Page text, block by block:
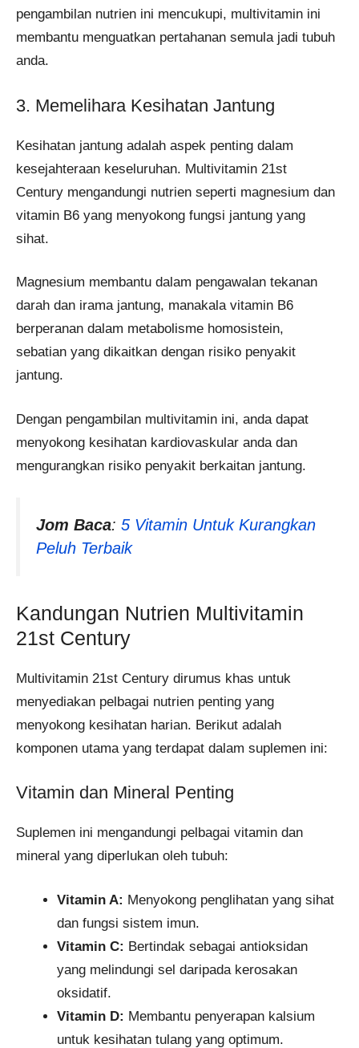
pengambilan nutrien ini mencukupi, multivitamin ini
membantu menguatkan pertahanan semula jadi tubuh
anda.
3. Memelihara Kesihatan Jantung
Kesihatan jantung adalah aspek penting dalam
kesejahteraan keseluruhan. Multivitamin 21st
Century mengandungi nutrien seperti magnesium dan
vitamin B6 yang menyokong fungsi jantung yang
sihat.
Magnesium membantu dalam pengawalan tekanan
darah dan irama jantung, manakala vitamin B6
berperanan dalam metabolisme homosistein,
sebatian yang dikaitkan dengan risiko penyakit
jantung.
Dengan pengambilan multivitamin ini, anda dapat
menyokong kesihatan kardiovaskular anda dan
mengurangkan risiko penyakit berkaitan jantung.
Jom Baca: 5 Vitamin Untuk Kurangkan
Peluh Terbaik
Kandungan Nutrien Multivitamin
21st Century
Multivitamin 21st Century dirumus khas untuk
menyediakan pelbagai nutrien penting yang
menyokong kesihatan harian. Berikut adalah
komponen utama yang terdapat dalam suplemen ini:
Vitamin dan Mineral Penting
Suplemen ini mengandungi pelbagai vitamin dan
mineral yang diperlukan oleh tubuh:
Vitamin A: Menyokong penglihatan yang sihat
dan fungsi sistem imun.
Vitamin C: Bertindak sebagai antioksidan
yang melindungi sel daripada kerosakan
oksidatif.
Vitamin D: Membantu penyerapan kalsium
untuk kesihatan tulang yang optimum.